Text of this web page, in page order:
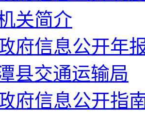
关简介
府信息公开年
县交通运输局
府信息公开指